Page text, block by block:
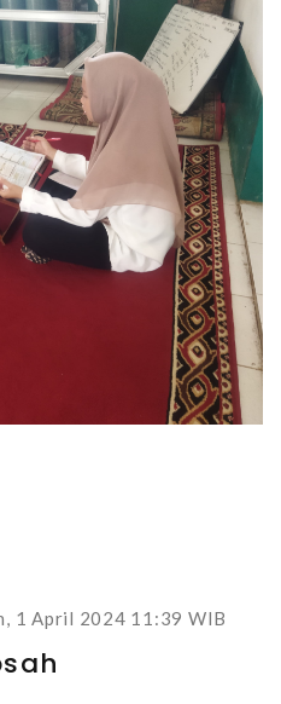
1 April 2024 11:39 WIB